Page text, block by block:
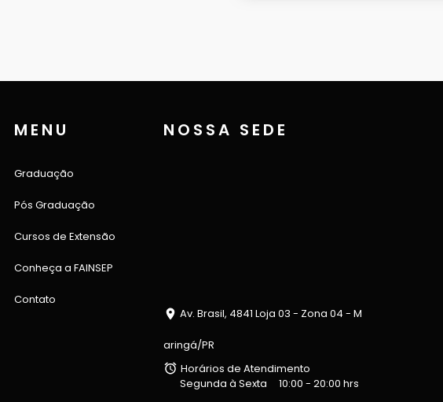
MENU
Graduação
Pós Graduação
Cursos de Extensão
Conheça a FAINSEP
Contato
NOSSA SEDE
Av. Brasil, 4841 Loja 03 - Zona 04 - M
aringá/PR
Horários de Atendimento
Segunda à Sexta
10:00 - 20:00 hrs